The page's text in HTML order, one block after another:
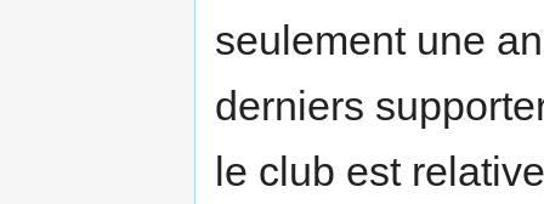
seulement une
derniers
le club est